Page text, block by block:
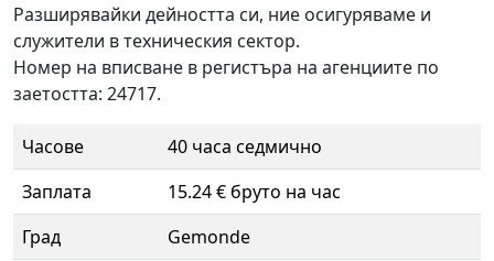
Разширявайки дейността си, ние осигуряваме и
служители в техническия сектор.
Номер на вписване в регистъра на агенциите по
заетостта: 24717.
Часове
40 часа седмично
Заплата
15.24 € бруто на час
Град
Gemonde